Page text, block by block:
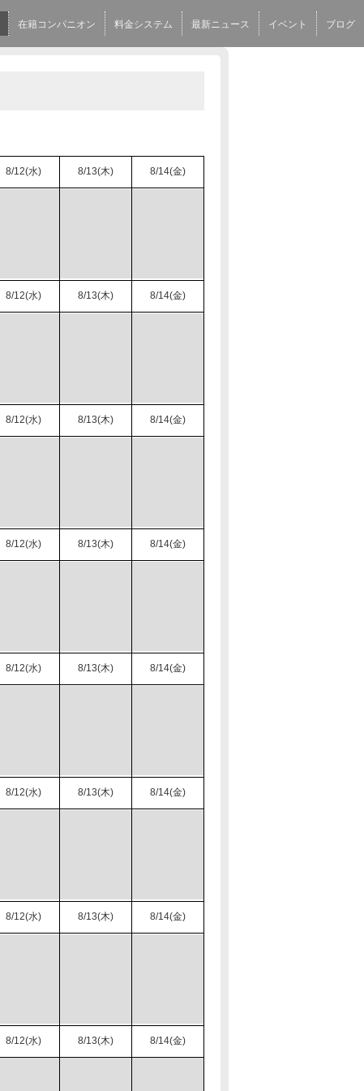
在籍コンパニオン 料金システム 最新ニュース イベント ブログ
8/12(水) 8/13(木) 8/14(金)
8/12(水) 8/13(木) 8/14(金)
8/12(水) 8/13(木) 8/14(金)
8/12(水) 8/13(木) 8/14(金)
8/12(水) 8/13(木) 8/14(金)
8/12(水) 8/13(木) 8/14(金)
8/12(水) 8/13(木) 8/14(金)
8/12(水) 8/13(木) 8/14(金)